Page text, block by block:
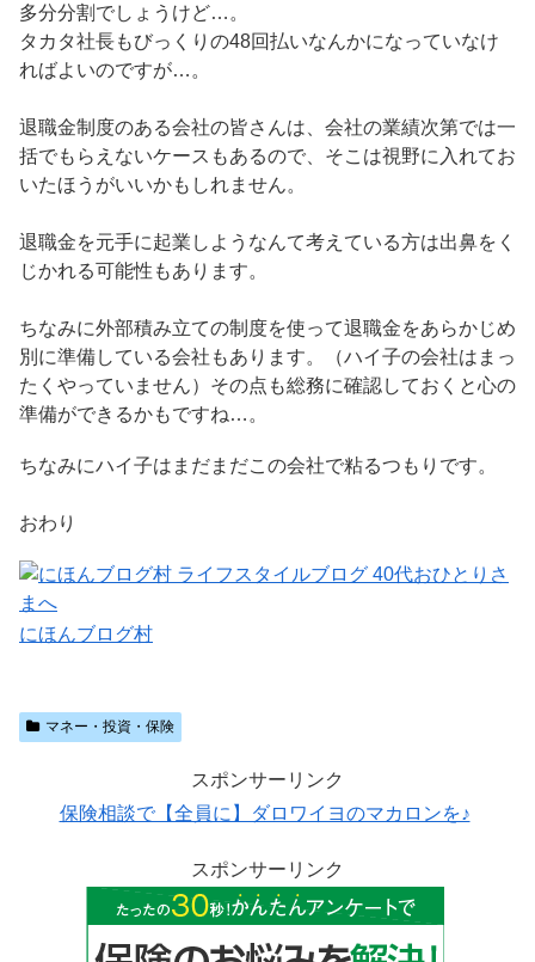
多分分割でしょうけど…。
タカタ社長もびっくりの48回払いなんかになっていなけ
ればよいのですが…。
退職金制度のある会社の皆さんは、会社の業績次第では一
括でもらえないケースもあるので、そこは視野に入れてお
いたほうがいいかもしれません。
退職金を元手に起業しようなんて考えている方は出鼻をく
じかれる可能性もあります。
ちなみに外部積み立ての制度を使って退職金をあらかじめ
別に準備している会社もあります。（ハイ子の会社はまっ
たくやっていません）その点も総務に確認しておくと心の
準備ができるかもですね…。
ちなみにハイ子はまだまだこの会社で粘るつもりです。
おわり
にほんブログ村
マネー・投資・保険
スポンサーリンク
保険相談で【全員に】ダロワイヨのマカロンを♪
スポンサーリンク